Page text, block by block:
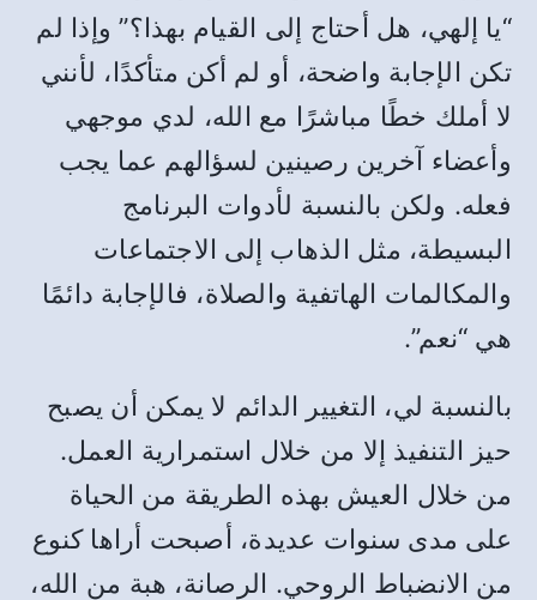
“يا إلهي، هل أحتاج إلى القيام بهذا؟” وإذا لم
تكن الإجابة واضحة، أو لم أكن متأكدًا، لأنني
لا أملك خطًا مباشرًا مع الله، لدي موجهي
وأعضاء آخرين رصينين لسؤالهم عما يجب
فعله. ولكن بالنسبة لأدوات البرنامج
البسيطة، مثل الذهاب إلى الاجتماعات
والمكالمات الهاتفية والصلاة، فالإجابة دائمًا
هي “نعم”.
بالنسبة لي، التغيير الدائم لا يمكن أن يصبح
حيز التنفيذ إلا من خلال استمرارية العمل.
من خلال العيش بهذه الطريقة من الحياة
على مدى سنوات عديدة، أصبحت أراها كنوع
من الانضباط الروحي. الرصانة، هبة من الله،